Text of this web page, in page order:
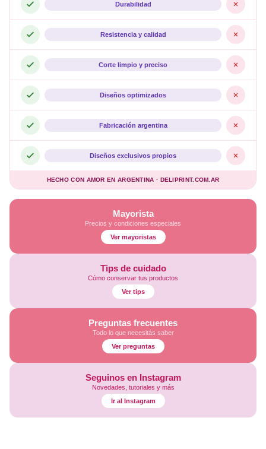
Mayorista
Precios y condiciones especiales
Ver mayoristas
Tips de cuidado
Cómo conservar tus productos
Ver tips
Preguntas frecuentes
Todo lo que necesitás saber
Ver preguntas
Seguinos en Instagram
Novedades, tutoriales y más
Ir al Instagram
Durabilidad
Resistencia y calidad
Corte limpio y preciso
Diseños optimizados
Fabricación argentina
Diseños exclusivos propios
HECHO CON AMOR EN ARGENTINA · DELIPRINT.COM.AR